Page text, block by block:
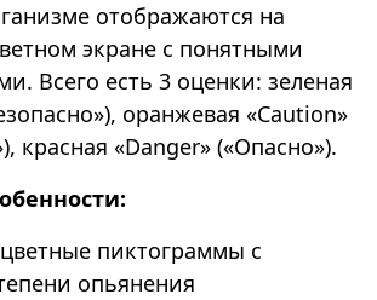
отображаются на
экране с понятными
Всего есть 3 оценки: зеленая
оранжевая «Caution»
красная «Danger» («Опасно»).
пиктограммы с
опьянения